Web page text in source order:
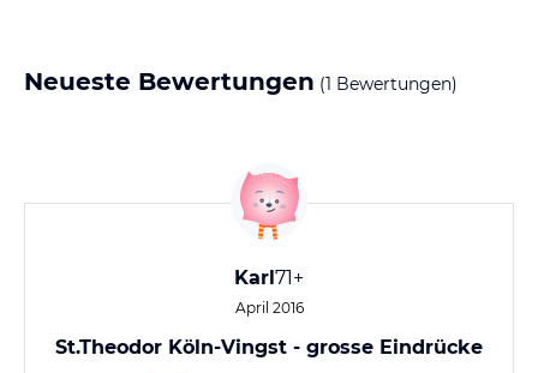
Neueste Bewertungen (1 Bewertungen)
Karl71+
April 2016
St.Theodor Köln-Vingst - grosse Eindrücke